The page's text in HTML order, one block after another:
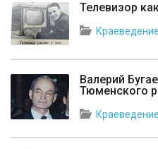
Телевизор
Краеведение
Валерий
Тюменского
Краеведение